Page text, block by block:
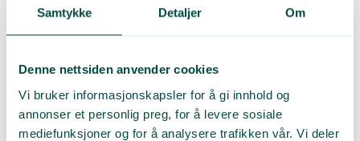
Samtykke Detaljer Om
Denne nettsiden anvender cookies
Vi bruker informasjonskapsler for å gi innhold og
annonser et personlig preg, for å levere sosiale
mediefunksjoner og for å analysere trafikken vår. Vi deler
Kristian Nordby
Prosjektleder kommuner i Plastretur